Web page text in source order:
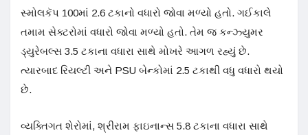
સ્મોલકૅપ 100માં 2.6 ટકાનો વધારો જોવા મળ્યો હતો. ગઈકાલે
તમામ સેક્ટરોમાં વધારો જોવા મળ્યો હતો. તેમ જ કન્ઝ્યુમર
ડ્યુરેબલ્સ 3.5 ટકાના વધારા સાથે મોખરે આગળ રહ્યું છે.
ત્યારબાદ રિયલ્ટી અને PSU બેન્કોમાં 2.5 ટકાથી વધુ વધારો થયો
છે.
વ્યક્તિગત શેરોમાં, શ્રીરામ ફાઇનાન્સ 5.8 ટકાના વધારા સાથે